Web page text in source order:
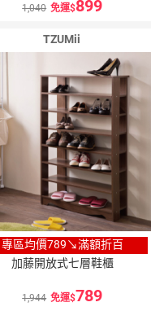
1,040 免運 899
TZUMii
專區均價789↘滿額折百
加藤開放式七層鞋櫃
1,944 免運 789